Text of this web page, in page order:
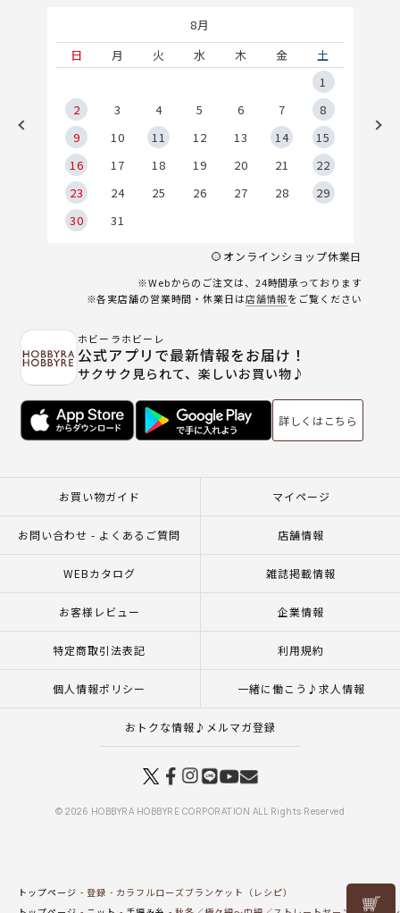
リリヤン
8月
日
月 火 水 木 金
土
1
2
3 4 5 6 7
8
9
10 11 12 13 14
15
16
17 18 19 20 21
22
23
24 25 26 27 28
29
30
31
オンラインショップ休業日
※Webからのご注文は、24時間承っております
※各実店舗の営業時間・休業日は店舗情報をご覧ください
ホビーラホビーレ
公式アプリで最新情報をお届け！
サクサク見られて、楽しいお買い物♪
詳しくはこちら
お買い物ガイド マイページ
お問い合わせ - よくあるご質問 店舗情報
WEBカタログ 雑誌掲載情報
お客様レビュー 企業情報
特定商取引法表記 利用規約
個人情報ポリシー 一緒に働こう♪求人情報
おトクな情報♪メルマガ登録
© 2026 HOBBYRA HOBBYRE CORPORATION ALL Rights Reserved
トップページ 登録
カラフルローズブランケット（レシピ）